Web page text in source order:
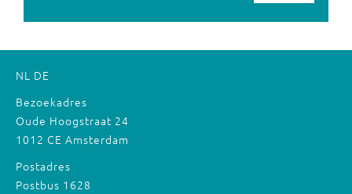
NL DE
Bezoekadres
Oude Hoogstraat 24
1012 CE Amsterdam
Postadres
Postbus 1628